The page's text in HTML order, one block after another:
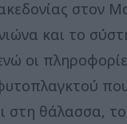
στον
και το
οι
στη θάλασσα,